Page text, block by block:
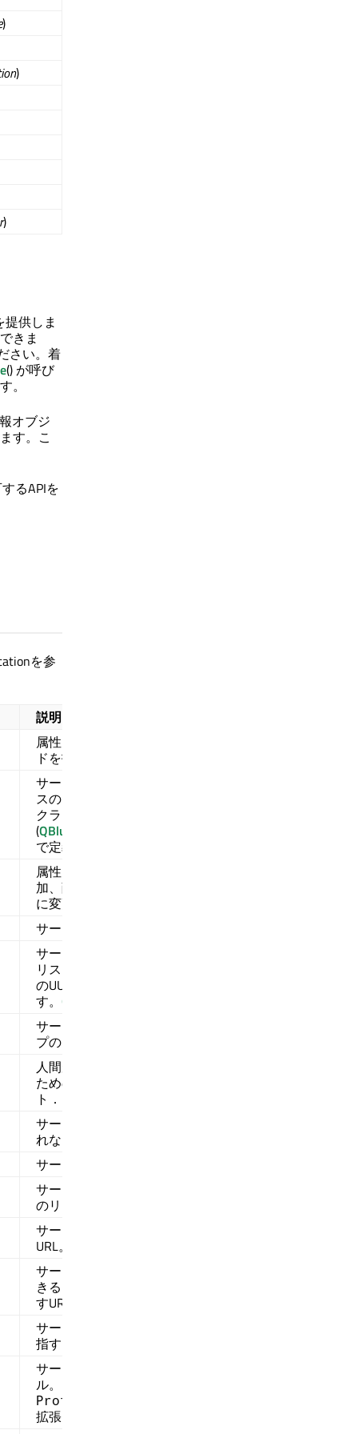
)
)
)
供しま
きま
さい。着
() が呼び
。
オブジ
す。こ
るAPIを
を参
説明
属性を取得できるサービスレコー
ドを指定します。
サービスが準拠するサービスクラ
スのUUID。最も一般的なサービス
クラスは
(QBluetoothUuid::ServiceClassUuid
で定義されています。
属性は、他のサービス属性が追
加、削除、または変更されたとき
に変更されます。
サービスを一意に識別するUUID。
サービスが使用するプロトコルの
リスト。最も一般的なプロトコル
のUUIDは以下で定義されていま
す。 QBluetoothUuid::ProtocolUuid
サービスが属するブラウズグルー
プのリスト．
人間が読める属性をサポートする
ための言語ベース属性IDのリス
ト．
サービスレコードが有効で変更さ
れないと予想される秒数．
サービスの可用性を示す値．
サービスが準拠するプロファイル
のリスト．
サービスのドキュメントを指す
URL。
サービスを利用するために使用で
きるアプリケーションの場所を指
すURL。
サービスを表すアイコンの場所を
指すURL。
サービスが使用する追加プロトコ
ル。この属性は、
ProtocolDescriptorList
拡張します。